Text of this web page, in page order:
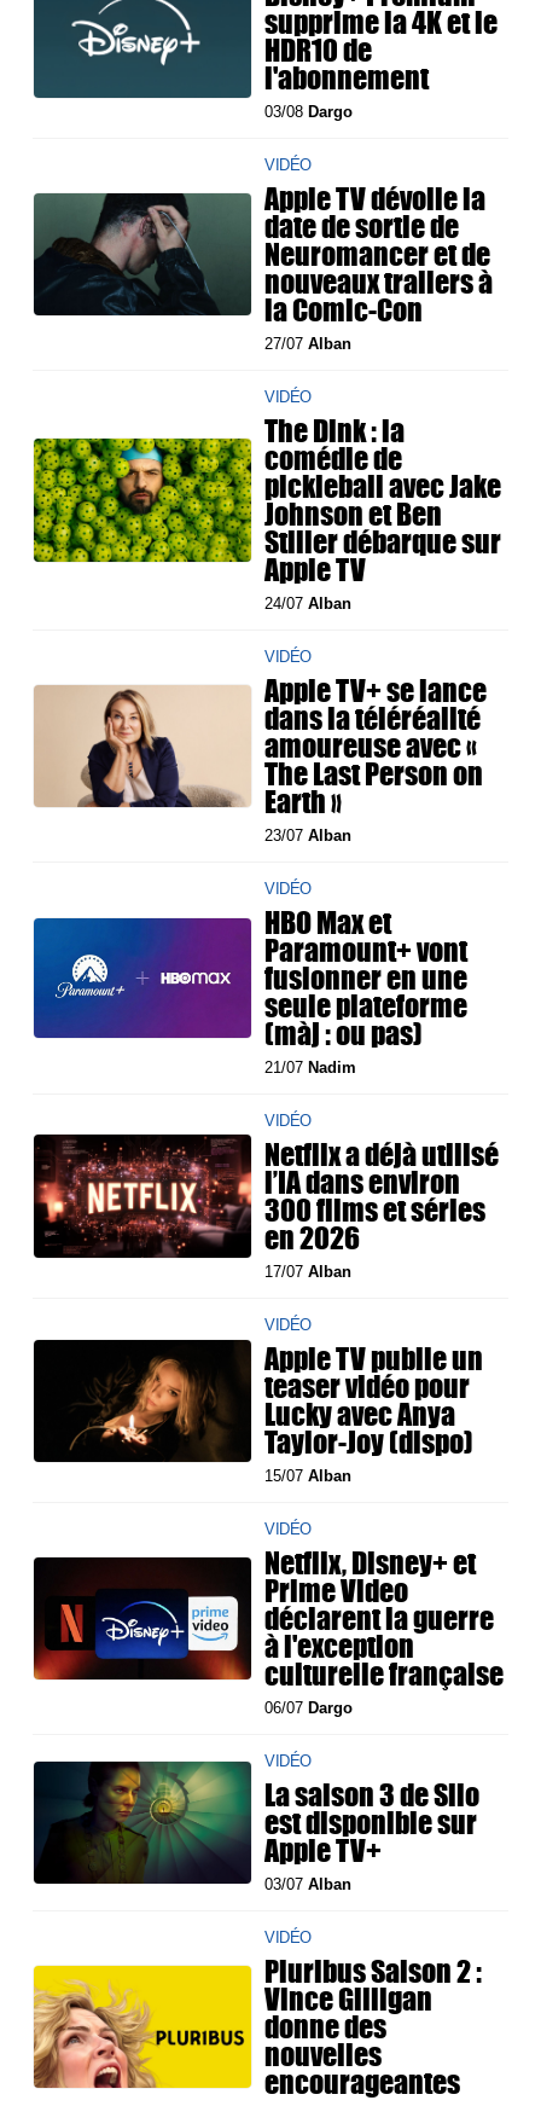
supprime la 4K et le
HDR10 de
l'abonnement
03/08 Dargo
VIDÉO
Apple TV dévoile la
date de sortie de
Neuromancer et de
nouveaux trailers à
la Comic-Con
27/07Alban
VIDÉO
The Dink : la
comédie de
pickleball avec Jake
Johnson et Ben
Stiller débarque sur
Apple TV
24/07Alban
VIDÉO
Apple TV+ se lance
dans la téléréalité
amoureuse avec «
The Last Person on
Earth »
23/07Alban
VIDÉO
HBO Max et
Paramount+ vont
fusionner en une
seule plateforme
(màj : ou pas)
21/07 Nadim
VIDÉO
Netflix a déjà utilisé
l’IA dans environ
300 films et séries
en 2026
17/07Alban
VIDÉO
Apple TV publie un
teaser vidéo pour
Lucky avec Anya
Taylor-Joy (dispo)
15/07Alban
VIDÉO
Netflix, Disney+ et
Prime Video
déclarent la guerre
à l'exception
culturelle française
06/07 Dargo
VIDÉO
La saison 3 de Silo
est disponible sur
Apple TV+
03/07Alban
VIDÉO
Pluribus Saison 2 :
Vince Gilligan
donne des
nouvelles
encourageantes